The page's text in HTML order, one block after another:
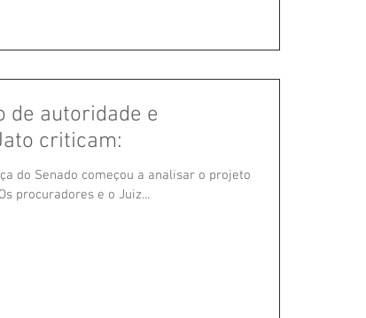
de autoridade e
criticam:
do Senado começou a analisar o projeto
procuradores e o Juiz...